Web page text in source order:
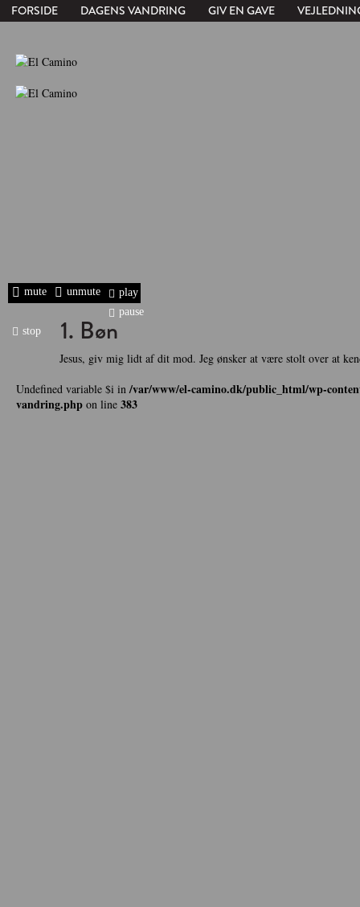
FORSIDE DAGENS VANDRING GIV EN GAVE
mute unmute
play
pause
stop
1. Bøn
Jesus, giv mig lidt af dit mod. Jeg ønsker at være stolt over at
Undefined variable $i in/var/www/el-camino.dk/public_html/wp-
vandring.phpon line 383